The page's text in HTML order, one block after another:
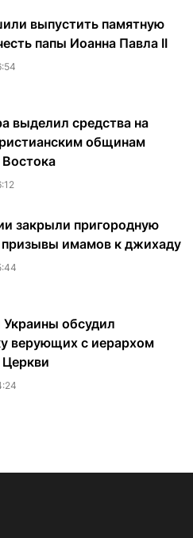
выпустить памятную
папы Иоанна Павла II
выделил средства на
общинам
закрыли пригородную
призывы имамов к джихаду
Украины обсудил
верующих с иерархом